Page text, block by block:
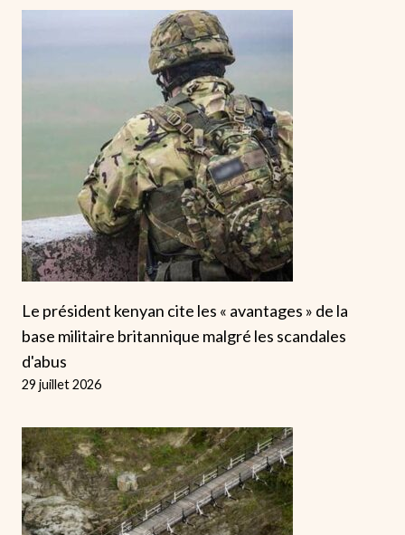
Le président kenyan cite les « avantages » de la
base militaire britannique malgré les scandales
d'abus
29 juillet 2026